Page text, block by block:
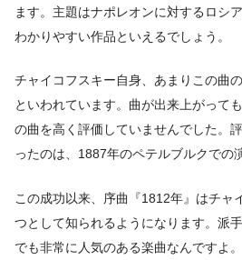
ます。主題はナポレオンに対するロシ
わかりやすい作品といえるでしょう。
チャイコフスキー自身、あまりこの曲
といわれています。曲が出来上がって
の曲を高く評価していませんでした。
ったのは、1887年のペテルブルクでの
この成功以来、序曲『1812年』はチャ
つとして知られるようになります。派
でも非常に人気のある楽曲なんですよ。